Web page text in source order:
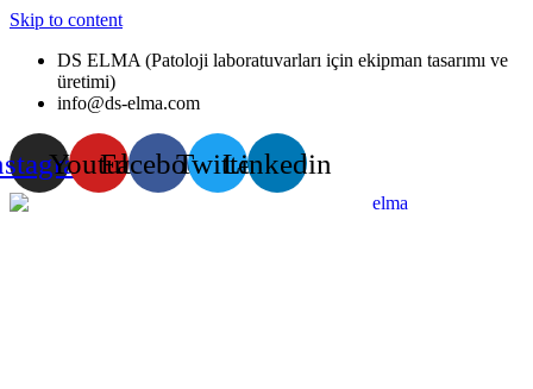
Skip to content
DS ELMA (Patoloji laboratuvarları için ekipman tasarımı ve
üretimi)
info@ds-elma.com
YoutubeFacebookTwitterLinkedin